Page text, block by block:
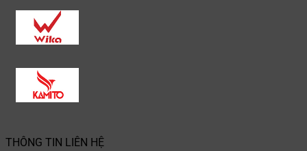
THÔNG TIN LIÊN HỆ